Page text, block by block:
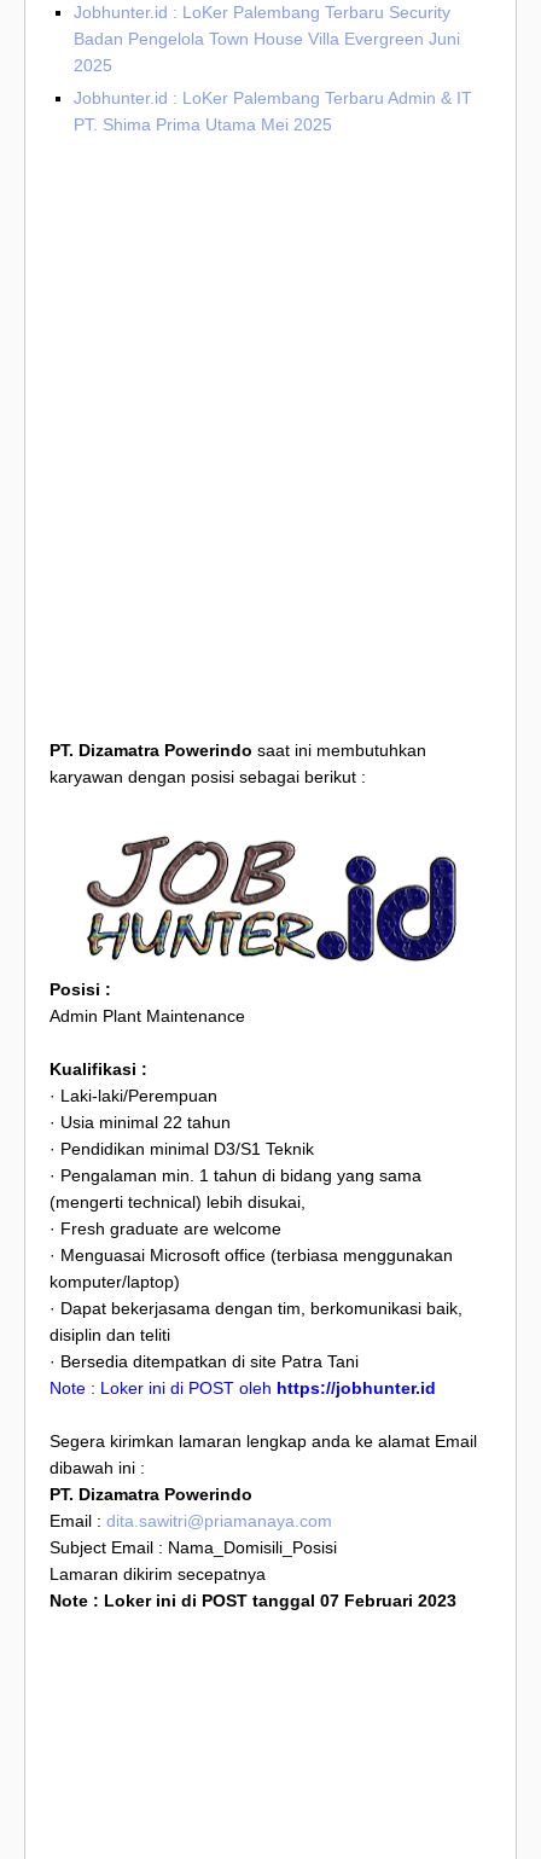
Jobhunter.id : LoKer Palembang Terbaru Security
Badan Pengelola Town House Villa Evergreen Juni
2025
Jobhunter.id : LoKer Palembang Terbaru Admin & IT
PT. Shima Prima Utama Mei 2025
PT. Dizamatra Powerindo saat ini membutuhkan
karyawan dengan posisi sebagai berikut :
Posisi :
Admin Plant Maintenance
Kualifikasi :
· Laki-laki/Perempuan
· Usia minimal 22 tahun
· Pendidikan minimal D3/S1 Teknik
· Pengalaman min. 1 tahun di bidang yang sama
(mengerti technical) lebih disukai,
· Fresh graduate are welcome
· Menguasai Microsoft office (terbiasa menggunakan
komputer/laptop)
· Dapat bekerjasama dengan tim, berkomunikasi baik,
disiplin dan teliti
· Bersedia ditempatkan di site Patra Tani
Note : Loker ini di POST oleh https://jobhunter.id
Segera kirimkan lamaran lengkap anda ke alamat Email
dibawah ini :
PT. Dizamatra Powerindo
Email : dita.sawitri@priamanaya.com
Subject Email : Nama_Domisili_Posisi
Lamaran dikirim secepatnya
Note : Loker ini di POST tanggal 07 Februari 2023